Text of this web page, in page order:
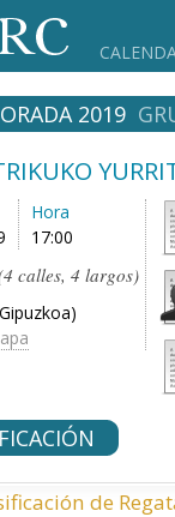
2019
Hora
17:00
calles, 4 largos)
de